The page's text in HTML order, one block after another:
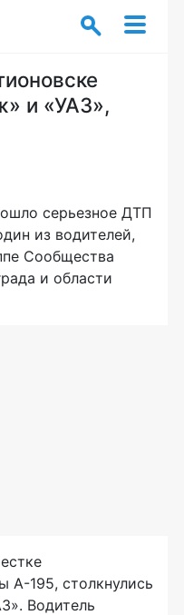
и «УАЗ»,
серьезное ДТП
из водителей,
Сообщества
и области
А-195, столкнулись
Водитель